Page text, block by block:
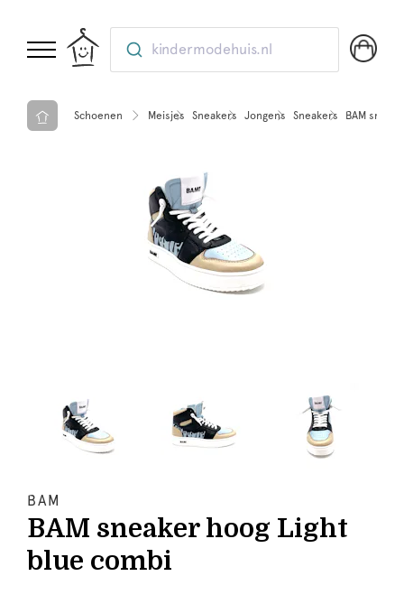
kindermodehuis.nl
Schoenen Meisjes Sneakers Jongens Sneakers BAM
BAM
BAM sneaker hoog Light
blue combi